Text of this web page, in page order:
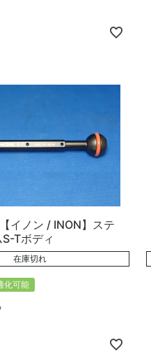
イノン / INON】ステ
Tボディ
在庫切れ
化可能